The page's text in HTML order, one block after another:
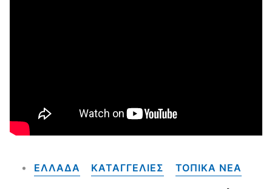
ΕΛΛΑΔΑ ΚΑΤΑΓΓΕΛΙΕΣ ΤΟΠΙΚΑ NEA